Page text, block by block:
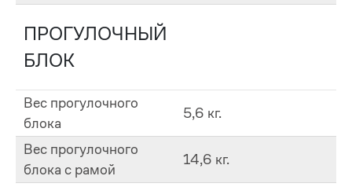
ПРОГУЛОЧНЫЙ
БЛОК
Вес прогулочного
блока
5,6 кг.
Вес прогулочного
блока с рамой
14,6 кг.